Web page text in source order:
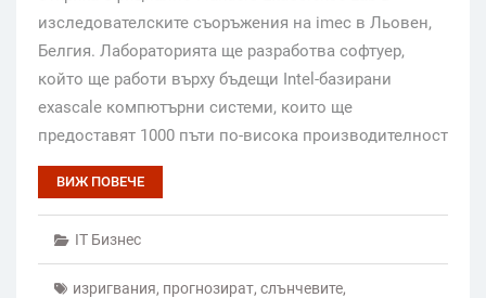
изследователските съоръжения на imec в Льовен,
Белгия. Лабораторията ще разработва софтуер,
който ще работи върху бъдещи Intel-базирани
exascale компютърни системи, които ще
предоставят 1000 пъти по-висока производителност
ВИЖ ПОВЕЧЕ
IT Бизнес
изригвания, прогнозират, слънчевите,